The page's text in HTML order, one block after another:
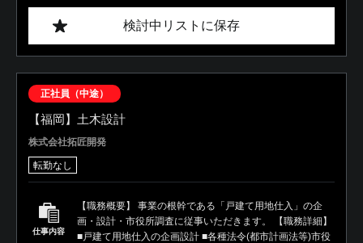
検討中リストに保存
正社員（中途）
【福岡】土木設計
株式会社拓匠開発
転勤なし
仕事内容
【職務概要】 事業の根幹である「戸建て用地仕入」の企
画・設計・市役所調査に従事いただきます。 【職務詳細】
■戸建て用地仕入の企画設計 ■各種法令(都市計画法等)市役